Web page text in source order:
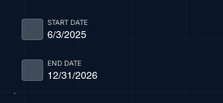
6/3/2025
START DATE
12/31/2026
END DATE